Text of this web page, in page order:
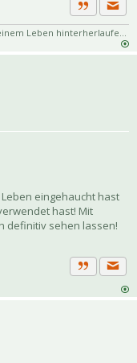
Zitat
Leben hinterherlaufe...
eingehaucht hast
hast! Mit
definitiv sehen lassen!
Zitat